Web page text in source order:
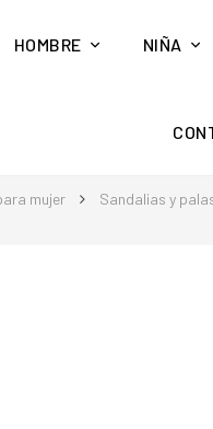
HOMBRE NIÑA
mujer Sandalias y